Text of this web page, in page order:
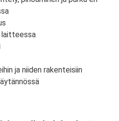
ja niiden rakenteisiin